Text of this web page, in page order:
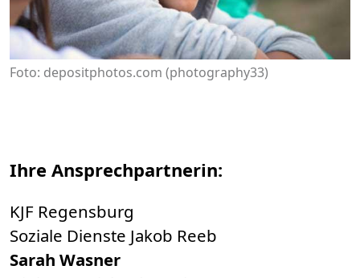
Foto: depositphotos.com (photography33)
Ihre Ansprechpartnerin:
KJF Regensburg
Soziale Dienste Jakob Reeb
Sarah Wasner